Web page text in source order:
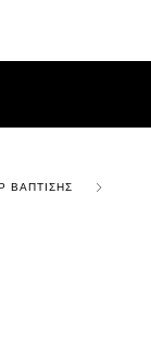
ΒΆΠΤΙΣΗΣ